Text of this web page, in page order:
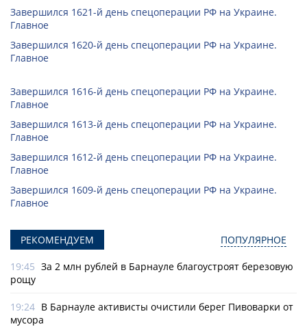
Завершился 1621-й день спецоперации РФ на Украине.
Главное
Завершился 1620-й день спецоперации РФ на Украине.
Главное
Завершился 1616-й день спецоперации РФ на Украине.
Главное
Завершился 1613-й день спецоперации РФ на Украине.
Главное
Завершился 1612-й день спецоперации РФ на Украине.
Главное
Завершился 1609-й день спецоперации РФ на Украине.
Главное
РЕКОМЕНДУЕМ ПОПУЛЯРНОЕ
19:45 За 2 млн рублей в Барнауле благоустроят березовую
рощу
19:24 В Барнауле активисты очистили берег Пивоварки от
мусора